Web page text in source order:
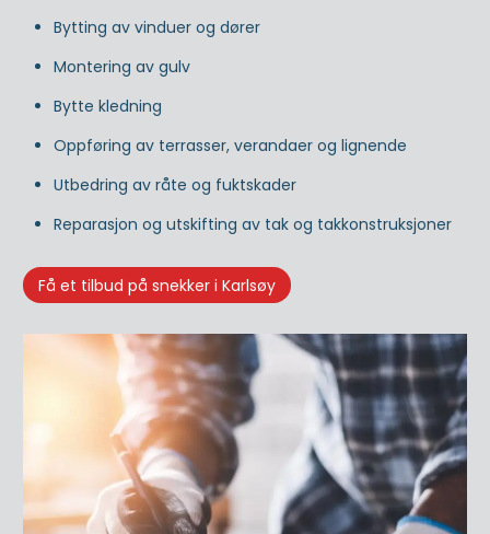
Bytting av vinduer og dører
Montering av gulv
Bytte kledning
Oppføring av terrasser, verandaer og lignende
Utbedring av råte og fuktskader
Reparasjon og utskifting av tak og takkonstruksjoner
Få et tilbud på snekker i Karlsøy